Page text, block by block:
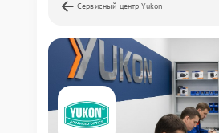
Сервисный центр Yukon